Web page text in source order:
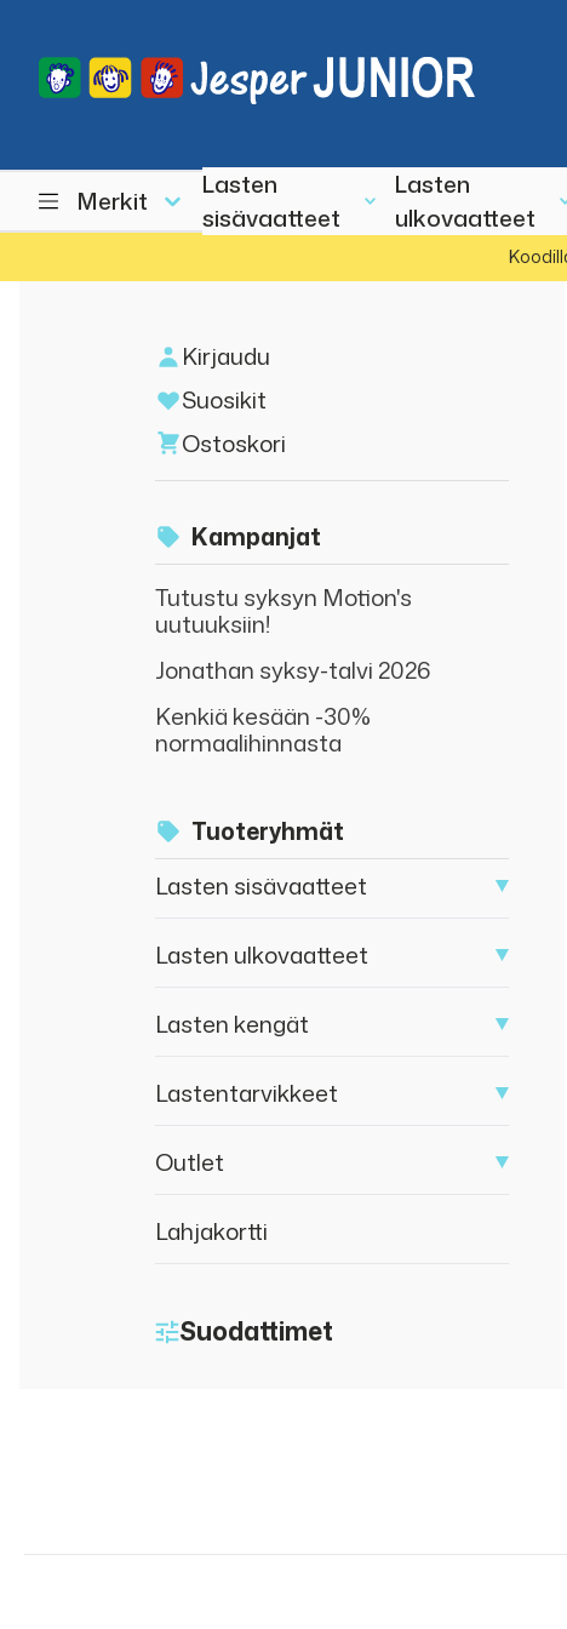
Merkit
Lasten
sisävaatteet
Lasten
ulkovaatteet
Kirjaudu
Suosikit
Ostoskori
Kampanjat
Tutustu syksyn Motion's
uutuuksiin!
Jonathan syksy-talvi 2026
Kenkiä kesään -30%
normaalihinnasta
Tuoteryhmät
Lasten sisävaatteet
Lasten ulkovaatteet
Lasten kengät
Lastentarvikkeet
Outlet
Lahjakortti
Suodattimet